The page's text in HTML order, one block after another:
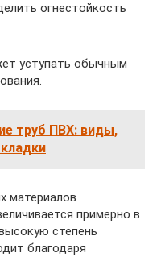
огнестойкость
уступать обычным
труб ПВХ: виды,
материалов
примерно в
степень
благодаря